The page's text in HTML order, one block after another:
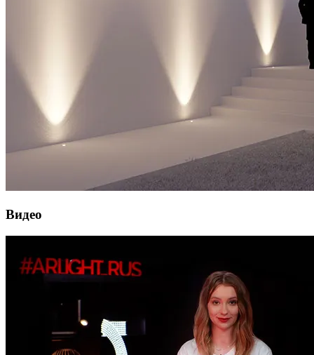
Видео